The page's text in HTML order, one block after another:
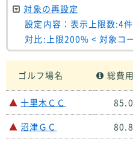
対象の再設定
設定内容：表示上限数:4件
対比:上限200% < 対象コ
ゴルフ場名 総費
▲ 十里木ＣＣ
▲ 沼津ＧＣ